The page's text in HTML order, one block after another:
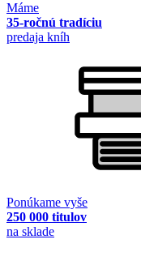
Máme
35-ročnú tradíciu
predaja kníh
Ponúkame vyše
250 000 titulov
na sklade